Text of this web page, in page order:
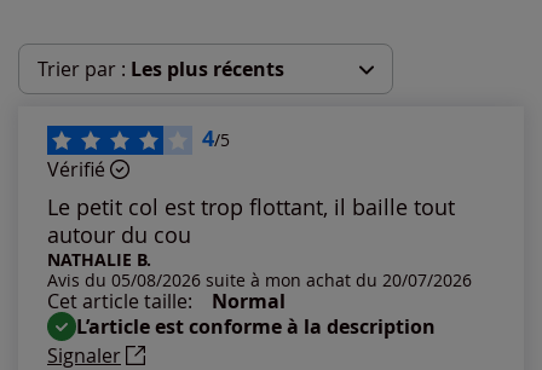
Trier par : Les plus récents
Les plus récents
Les plus anciens
Notes les plus élevées
Notes les plus basses
4/5
Vérifié
Le petit col est trop flottant, il baille tout
autour du cou
NATHALIE B.
Avis du 05/08/2026 suite à mon achat du 20/07/2026
Cet article taille:
Normal
L’article est conforme à la description
Signaler